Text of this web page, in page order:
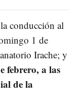
conducción al
1 de
Irache; y
febrero, a las
de la